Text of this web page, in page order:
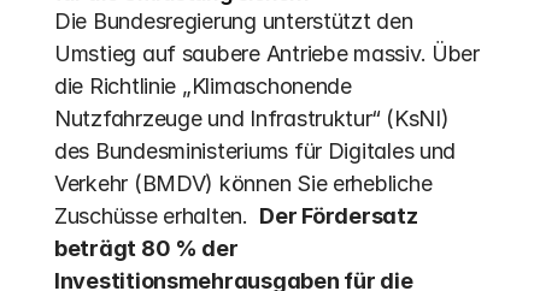
Die Bundesregierung unterstützt den
Umstieg auf saubere Antriebe massiv. Über
die Richtlinie „Klimaschonende
Nutzfahrzeuge und Infrastruktur“ (KsNI)
des Bundesministeriums für Digitales und
Verkehr (BMDV) können Sie erhebliche
Zuschüsse erhalten. Der Fördersatz
beträgt 80 % der
Investitionsmehrausgaben für die